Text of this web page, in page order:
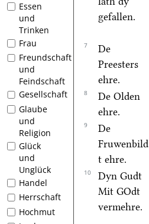
Essen
und
Trinken
Frau
Freundschaft
und
Feindschaft
Gesellschaft
Glaube
und
Religion
Glück
und
Unglück
Handel
Herrschaft
Hochmut
gefallen.
7
De
Preesters
ehre.
8
De Olden
ehre.
9
De
Fruwenbild
t ehre.
10
Dyn Gudt
Mit GOdt
vermehre.